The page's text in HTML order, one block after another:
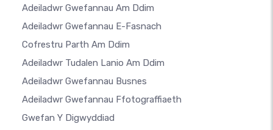
Adeiladwr Gwefannau Am Ddim
Adeiladwr Gwefannau E-Fasnach
Cofrestru Parth Am Ddim
Adeiladwr Tudalen Lanio Am Ddim
Adeiladwr Gwefannau Busnes
Adeiladwr Gwefannau Ffotograffiaeth
Gwefan Y Digwyddiad